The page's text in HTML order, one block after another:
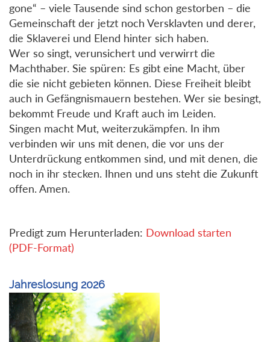
gone“ – viele Tausende sind schon gestorben – die
Gemeinschaft der jetzt noch Versklavten und derer,
die Sklaverei und Elend hinter sich haben.
Wer so singt, verunsichert und verwirrt die
Machthaber. Sie spüren: Es gibt eine Macht, über
die sie nicht gebieten können. Diese Freiheit bleibt
auch in Gefängnismauern bestehen. Wer sie besingt,
bekommt Freude und Kraft auch im Leiden.
Singen macht Mut, weiterzukämpfen. In ihm
verbinden wir uns mit denen, die vor uns der
Unterdrückung entkommen sind, und mit denen, die
noch in ihr stecken. Ihnen und uns steht die Zukunft
offen. Amen.
Predigt zum Herunterladen: Download starten
(PDF-Format)
Jahreslosung 2026